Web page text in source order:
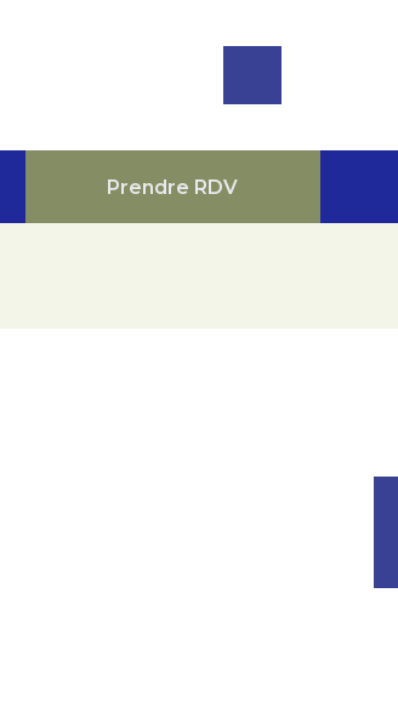
Lancer
Prendre RDV